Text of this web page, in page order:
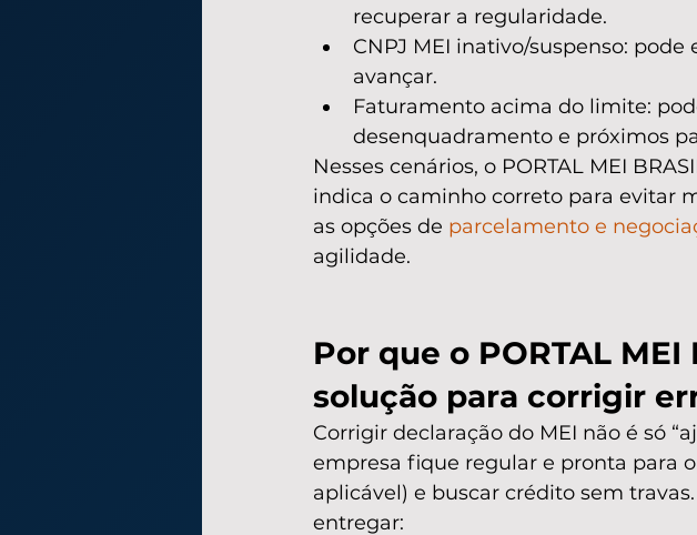
recuperar a regularidade.
CNPJ MEI inativo/suspenso:
avançar.
Faturamento acima do limite:
desenquadramento e próximos
Nesses cenários, o PORTAL MEI
indica o caminho correto para evitar
as opções de parcelamento e
agilidade.
Por que o PORTAL
solução para corrigir
Corrigir declaração do MEI não é só
empresa fique regular e pronta para
aplicável) e buscar crédito sem
entregar: